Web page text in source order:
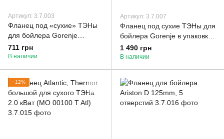
Артикул: 3.7.003
Фланец под «сухие» ТЭНы
для бойлера Gorenje
(нержавейка)
711 грн
В наличии
Артикул: 3.7.007
Фланец под сухие ТЭНы для
бойлера Gorenje в упаковке
482979.
1 490 грн
В наличии
−12%